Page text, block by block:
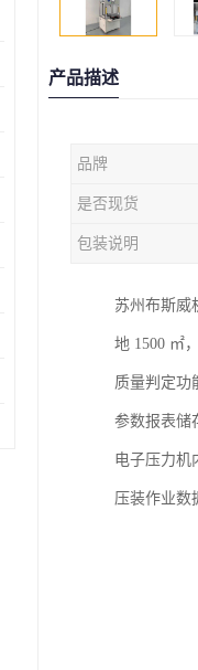
产品描述
品牌
是否现货
包装说明
苏州布斯威
地 1500 ㎡
质量判定功
参数报表储
电子压力机
压装作业数